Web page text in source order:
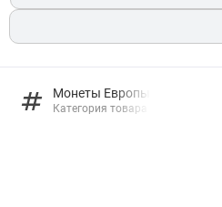
Монеты Европы
Категория товара